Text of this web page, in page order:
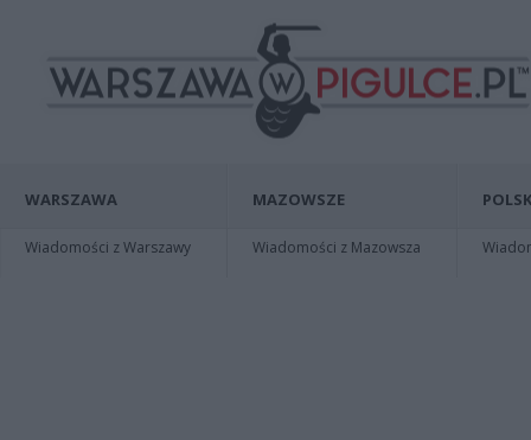
WARSZAWA
Wiadomości z Warszawy
MAZOWSZE
Wiadomości z Mazowsza